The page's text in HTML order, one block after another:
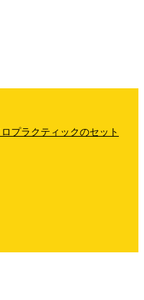
プラクティックのセット